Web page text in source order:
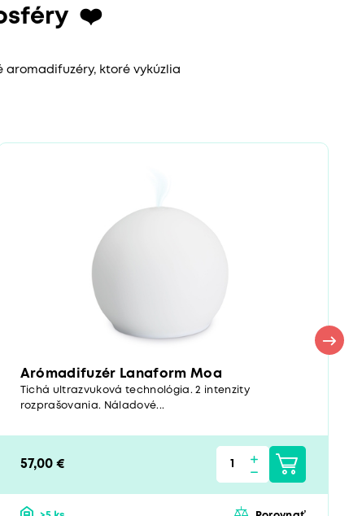
❤️
ktoré vykúzlia
Arómadifuzér Lanaform Moa
Tichá ultrazvuková technológia. 2 intenzity
rozprašovania. Náladové...
57,00 €